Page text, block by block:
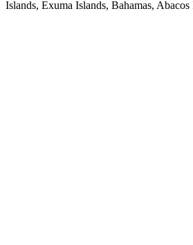
Islands, Exuma Islands, Bahamas, Abacos